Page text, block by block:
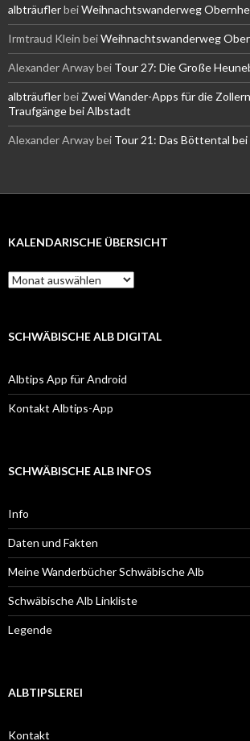
albträuflerbeiWeihnachtswanderweg
Irmtraud Klein beiWeihnachtswanderweg
Alexander Arwaybei Tour 27: Die Große
albträuflerbei Zwei Wander-Apps für die
Traufgänge bei Albstadt
Alexander Arwaybei Tour 21: Das Böttental
KALENDARISCHE ÜBERSICHT
Kalendarische
Übersicht
SCHWÄBISCHE ALB DIGITAL
Albtips App für Android
Kontakt Albtips-App
SCHWÄBISCHE ALB INFOS
Info
Daten und Fakten
Meine Wanderbücher Schwäbische Alb
Schwäbische Alb Linkliste
Legende
ALBTIPSLEREI
Kontakt